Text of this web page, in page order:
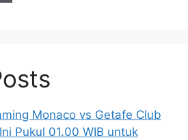
Monaco vs Getafe Club
Pukul 01.00 WIB untuk